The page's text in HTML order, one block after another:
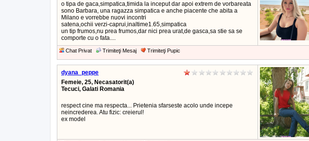
o tipa de gaca,simpatica,timida la inceput dar apoi extrem de vorbareata
sono Barbara, una ragazza simpatica e anche piacente che abita a
Milano e vorrebbe nuovi incontri
satena,ochii verzi-caprui,inaltime1.65,simpatica
un tip frumos,nu prea frumos,dar nici prea urat,de gasca,sa stie sa se
comporte cu o fata....
Chat Privat Trimiteţi Mesaj Trimiteţi Pupic
dyana_peppe
Femeie, 25, Necasatorit(a)
Tecuci, Galati Romania
respect cine ma respecta... Prietenia sfarseste acolo unde incepe
neincrederea. Atu fizic: creierul!
ex model